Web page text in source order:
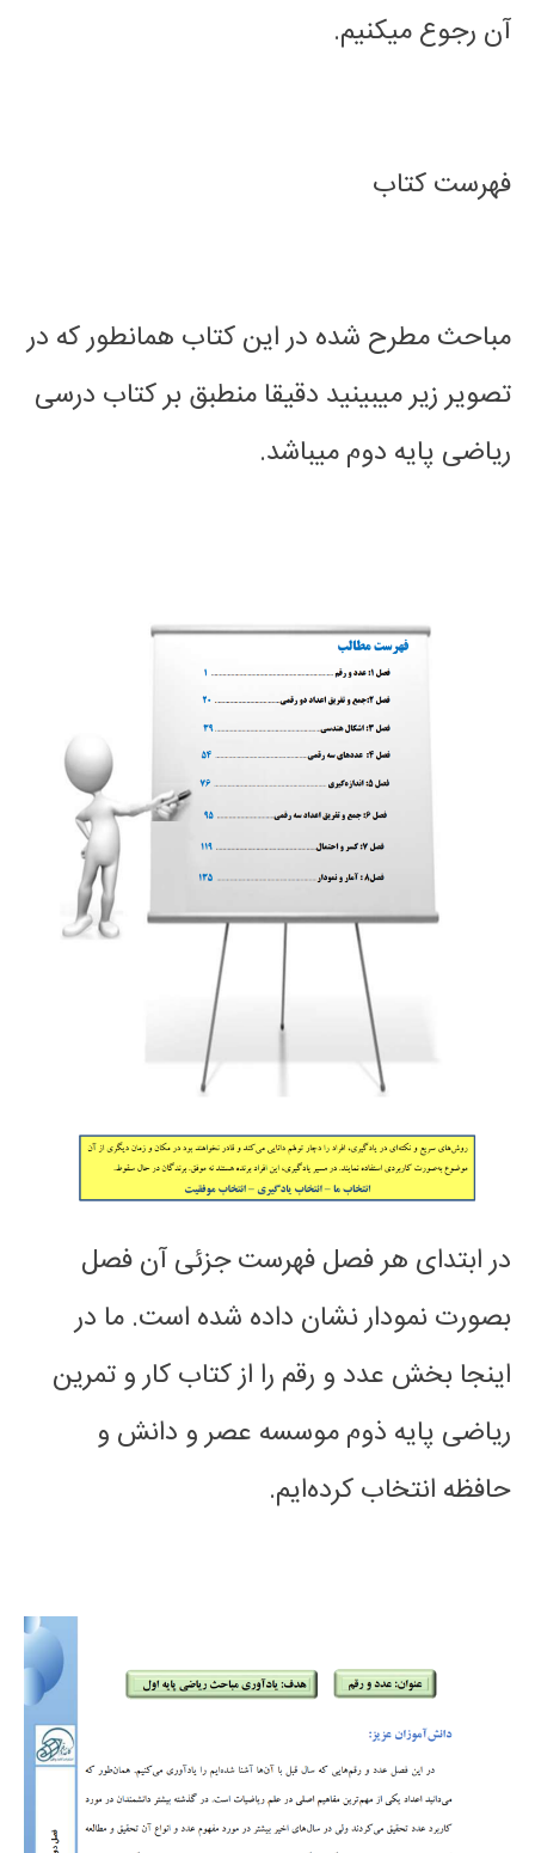
آن رجوع میکنیم.
فهرست کتاب
مباحث مطرح شده در این کتاب همانطور که در
تصویر زیر میبینید دقیقا منطبق بر کتاب درسی
ریاضی پایه دوم میباشد.
در ابتدای هر فصل فهرست جزئی آن فصل
بصورت نمودار نشان داده شده است. ما در
اینجا بخش عدد و رقم را از کتاب کار و تمرین
ریاضی پایه ذوم موسسه عصر و دانش و
حافظه انتخاب کرده‌ایم.